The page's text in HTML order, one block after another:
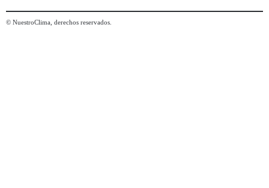
© NuestroClima, derechos reservados.